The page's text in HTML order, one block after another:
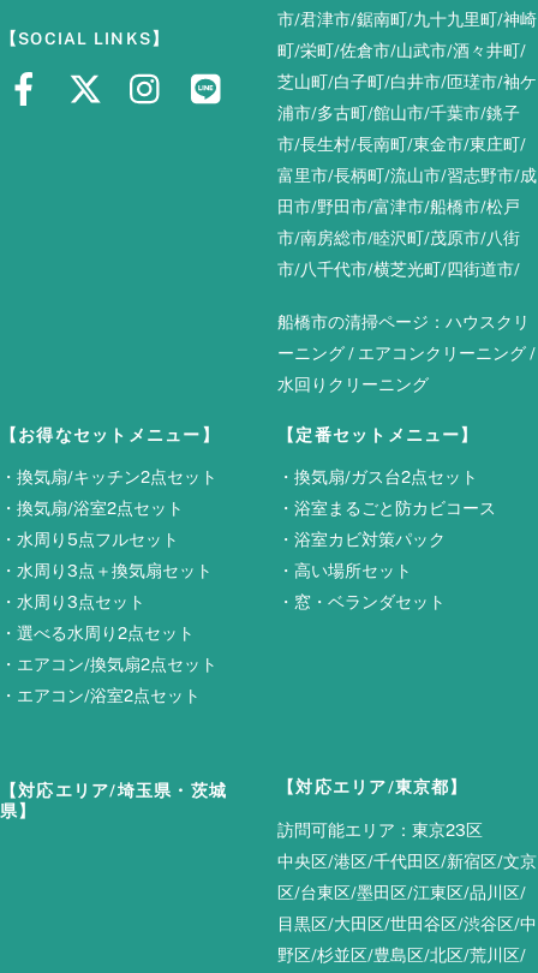
【SOCIAL LINKS】
市/君津市/鋸南町/九十九里町/神崎
町/栄町/佐倉市/山武市/酒々井町/
芝山町/白子町/白井市/匝瑳市/袖ケ
浦市/多古町/館山市/千葉市/銚子
市/長生村/長南町/東金市/東庄町/
富里市/長柄町/流山市/習志野市/成
田市/野田市/富津市/船橋市/松戸
市/南房総市/睦沢町/茂原市/八街
市/八千代市/横芝光町/四街道市/
船橋市の清掃ページ：ハウスクリ
ーニング/ エアコンクリーニング/
水回りクリーニング
【お得なセットメニュー】
・ 換気扇/キッチン2点セット
・ 換気扇/浴室2点セット
・ 水周り5点フルセット
・ 水周り3点＋換気扇セット
・ 水周り3点セット
・ 選べる水周り2点セット
・ エアコン/換気扇2点セット
・ エアコン/浴室2点セット
【対応エリア/埼玉県・茨城
県】
【定番セットメニュー】
・換気扇/ガス台2点セット
・浴室まるごと防カビコース
・浴室カビ対策パック
・高い場所セット
・ 窓・ベランダセット
【対応エリア/東京都】
訪問可能エリア：東京23区
中央区/港区/千代田区/新宿区/文京
区/台東区/墨田区/江東区/品川区/
目黒区/大田区/世田谷区/渋谷区/中
野区/杉並区/豊島区/北区/荒川区/